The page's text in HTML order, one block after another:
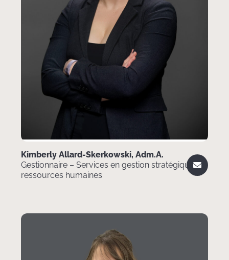
Kimberly Allard-Skerkowski, Adm.A.
Gestionnaire – Services en gestion stratégique et
ressources humaines